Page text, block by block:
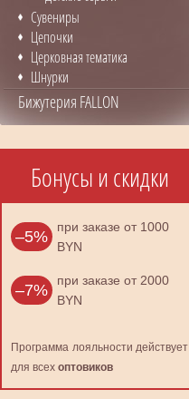
Сувениры
Цепочки
Церковная тематика
Шнурки
Бижутерия FALLON
Бонусы и скидки
–5%
при заказе от 1000
BYN
–7%
при заказе от 2000
BYN
Программа лояльности действует
для всех оптовиков